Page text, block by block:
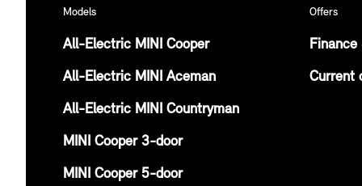
Models
All-Electric MINI Cooper
All-Electric MINI Aceman
All-Electric MINI Countryman
MINI Cooper 3-door
MINI Cooper 5-door
Offers
Finance
Current